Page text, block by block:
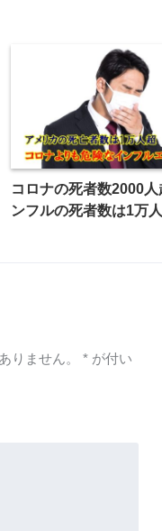
コロナの死者数2000
ンフルの死者数は1万
りません。 *が付い